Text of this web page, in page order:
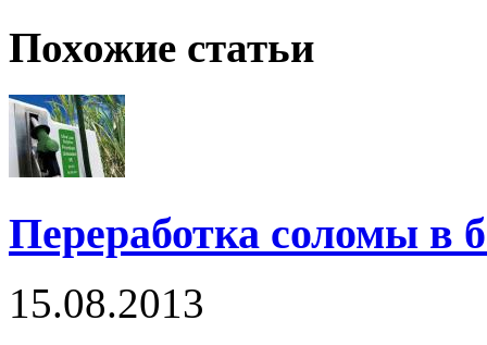
Похожие статьи
Переработка соломы в
15.08.2013